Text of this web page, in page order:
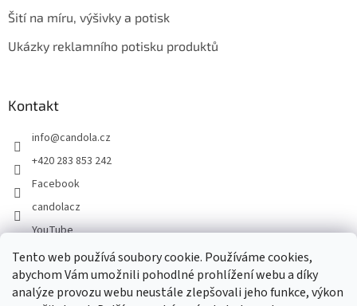
Tento web používá soubory cookie. Používáme cookies,
abychom Vám umožnili pohodlné prohlížení webu a díky
analýze provozu webu neustále zlepšovali jeho funkce, výkon
Šití na míru, výšivky a potisk
Ukázky reklamního potisku produktů
Kontakt
info@candola.cz
+420 283 853 242
Facebook
candolacz
YouTube
Přijímáme online platby